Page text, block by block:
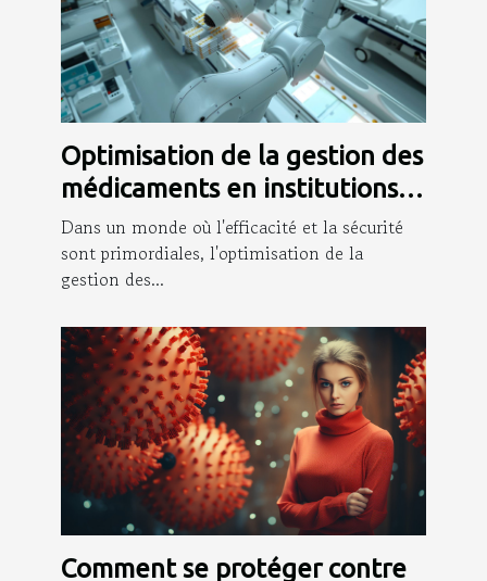
Optimisation de la gestion des
médicaments en institutions
de soins
Dans un monde où l'efficacité et la sécurité
sont primordiales, l'optimisation de la
gestion des...
Comment se protéger contre